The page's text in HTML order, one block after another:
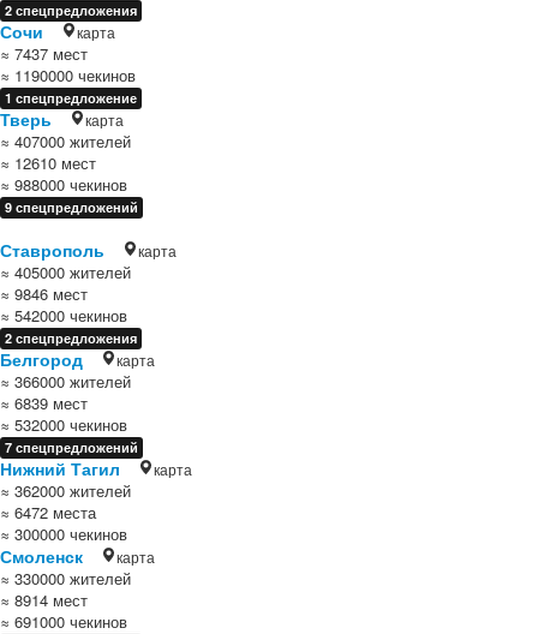
2 спецпредложения
Сочи карта
≈ 7437 мест
≈ 1190000 чекинов
1 спецпредложение
Тверь карта
≈ 407000 жителей
≈ 12610 мест
≈ 988000 чекинов
9 спецпредложений
Ставрополь карта
≈ 405000 жителей
≈ 9846 мест
≈ 542000 чекинов
2 спецпредложения
Белгород карта
≈ 366000 жителей
≈ 6839 мест
≈ 532000 чекинов
7 спецпредложений
Нижний Тагил карта
≈ 362000 жителей
≈ 6472 места
≈ 300000 чекинов
Смоленск карта
≈ 330000 жителей
≈ 8914 мест
≈ 691000 чекинов